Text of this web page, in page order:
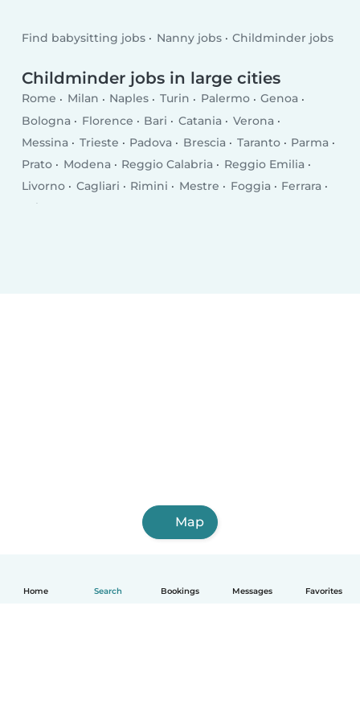
Home Search Bookings Messages Favorites
Find babysitting jobs Nanny jobs Childminder jobs
Childminder jobs in large cities
Rome Milan Naples Turin Palermo
Genoa
Bologna
Florence Bari Catania
Verona
Messina
Trieste Padova Brescia Taranto
Parma
Prato
Modena Reggio Calabria
Reggio Emilia
Livorno
Cagliari Rimini Mestre Foggia
Ferrara
Salerno
Map